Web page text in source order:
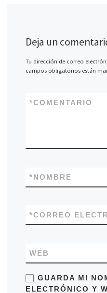
Deja un
Tu dirección de correo
campos obligatorios están
COMENTARIO
*
NOMBRE
*
CORREO
*
WEB
GUARDA MI
ELECTRÓNICO Y